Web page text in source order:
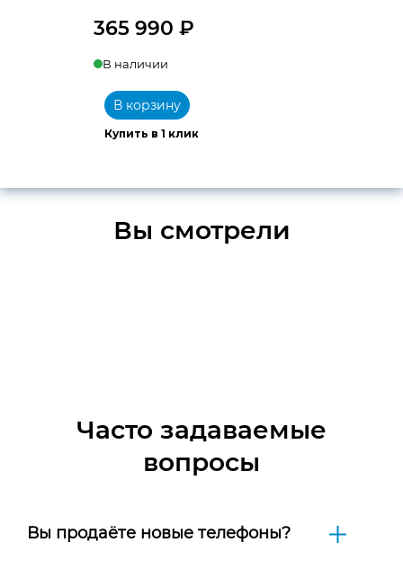
365 990 ₽
В наличии
Купить в 1 клик
В корзину
Вы смотрели
Часто задаваемые
вопросы
Вы продаёте новые телефоны?